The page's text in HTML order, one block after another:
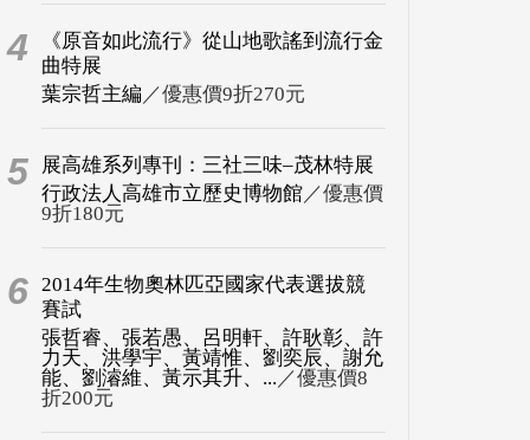
4
《原音如此流行》從山地歌謠到流行金
曲特展
葉宗哲主編 ／優惠價9折270元
5
展高雄系列專刊：三社三味–茂林特展
行政法人高雄市立歷史博物館／優惠價
9折180元
6 2014年生物奧林匹亞國家代表選拔競
賽試
張哲睿、張若愚、呂明軒、許耿彰、許
力天、洪學宇、黃靖惟、劉奕辰、謝允
能、劉濬維、黃示其升、... ／優惠價8
折200元